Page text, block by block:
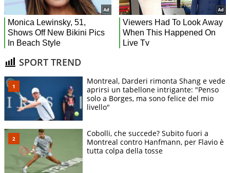
SPORT TREND
Montreal, Darderi rimonta Shang e vede
aprirsi un tabellone intrigante: "Penso
solo a Borges, ma sono felice del mio
livello"
Cobolli, che succede? Subito fuori a
Montreal contro Hanfmann, per Flavio è
tutta colpa della tosse